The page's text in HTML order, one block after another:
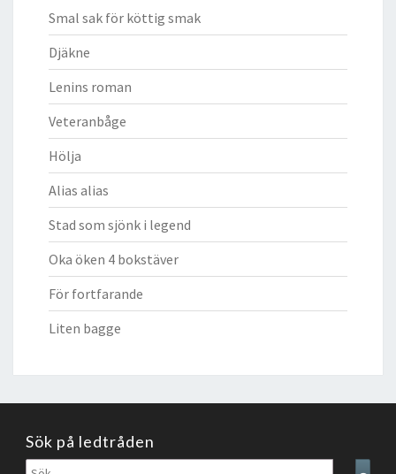
Smal sak för köttig smak
Djäkne
Lenins roman
Veteranbåge
Hölja
Alias alias
Stad som sjönk i legend
Oka öken 4 bokstäver
För fortfarande
Liten bagge
Sök på ledtråden
Sök